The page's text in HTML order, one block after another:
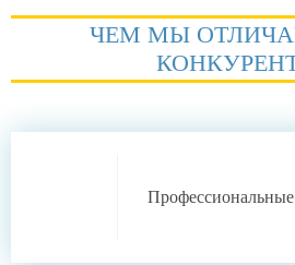
ЧЕМ МЫ
Профессиональные